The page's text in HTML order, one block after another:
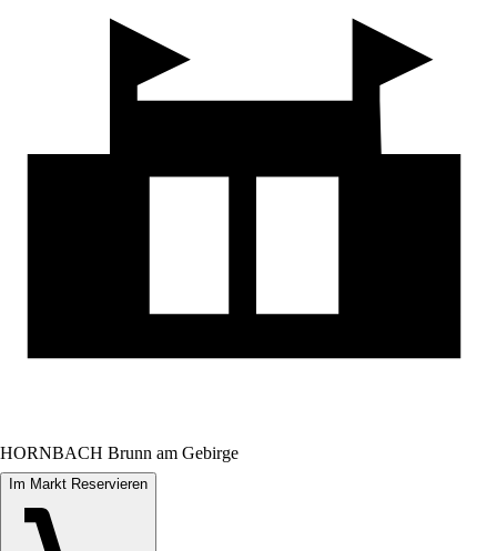
HORNBACH Brunn am Gebirge
Im Markt Reservieren